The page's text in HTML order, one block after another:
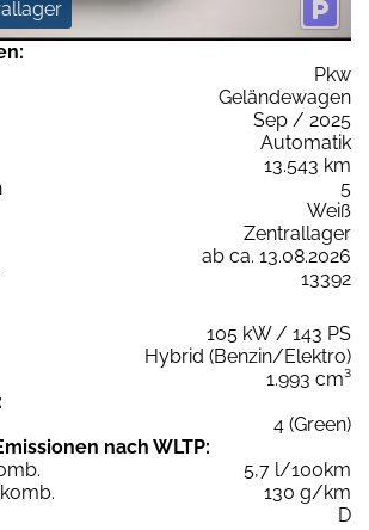
Pkw
Geländewagen
Sep / 2025
Automatik
13.543 km
5
Weiß
Zentrallager
ab ca. 13.08.2026
13392
105 kW / 143 PS
Hybrid (Benzin/Elektro)
1.993 cm³
4 (Green)
nach WLTP:
5,7 l/100km
130 g/km
D